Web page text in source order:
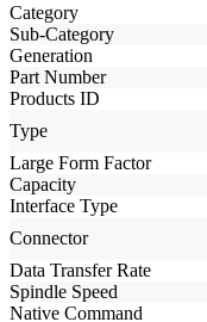
Category
Sub-Category
Generation
Part Number
Products ID
Type
Large Form Factor
Capacity
Interface Type
Connector
Data Transfer Rate
Spindle Speed
Native Command